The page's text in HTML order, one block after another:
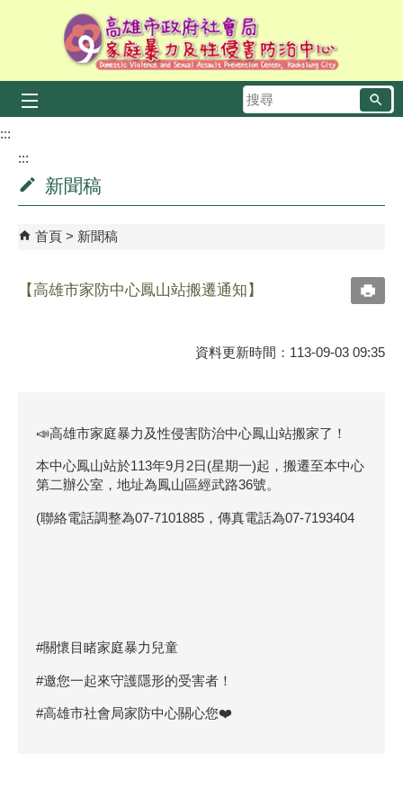
跳到主要內容區塊
搜
尋
:::
:::
新聞稿
首頁 新聞稿
【高雄市家防中心鳳山站搬遷通知】
資料更新時間：113-09-03 09:35
📣高雄市家庭暴力及性侵害防治中心鳳山站搬家了！
本中心鳳山站於113年9月2日(星期一)起，搬遷至本中心
第二辦公室，地址為鳳山區經武路36號。
(聯絡電話調整為07-7101885，傳真電話為07-7193404
#關懷目睹家庭暴力兒童
#邀您一起來守護隱形的受害者！
#高雄市社會局家防中心關心您❤️